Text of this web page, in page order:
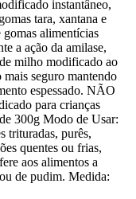
instantâneo,
tara, xantana e
gomas alimentícias
a ação da amilase,
milho modificado ao
seguro mantendo
espessado. NÃO
para crianças
300g Modo de Usar:
trituradas, purês,
quentes ou frias,
aos alimentos a
de pudim. Medida: